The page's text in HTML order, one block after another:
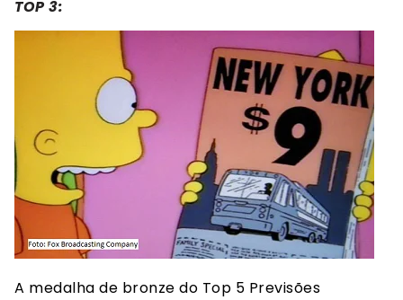
TOP 3:
A medalha de bronze do Top 5 Previsões